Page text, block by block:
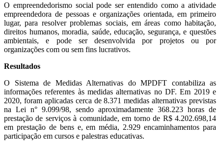
O empreendedorismo social pode ser entendido como a atividade
empreendedora de pessoas e organizações orientada, em primeiro
lugar, para resolver problemas sociais, em áreas como habitação,
direitos humanos, moradia, saúde, educação, segurança, e questões
ambientais, e pode ser desenvolvida por projetos ou por
organizações com ou sem fins lucrativos.
Resultados
O Sistema de Medidas Alternativas do MPDFT contabiliza as
informações referentes às medidas alternativas no DF. Em 2019 e
2020, foram aplicadas cerca de 8.371 medidas alternativas previstas
na Lei n° 9.099/98, sendo aproximadamente 368.223 horas de
prestação de serviços à comunidade, em torno de R$ 4.202.698,14
em prestação de bens e, em média, 2.929 encaminhamentos para
participação em cursos e palestras educativas.